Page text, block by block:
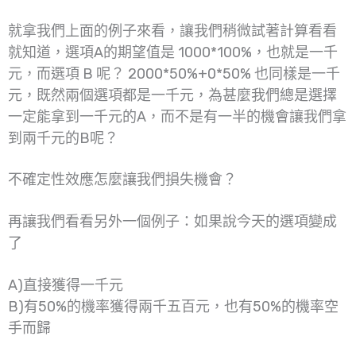
就拿我們上面的例子來看，讓我們稍微試著計算看看
就知道，選項A的期望值是 1000*100%，也就是一千
元，而選項 B 呢？ 2000*50%+0*50% 也同樣是一千
元，既然兩個選項都是一千元，為甚麼我們總是選擇
一定能拿到一千元的A，而不是有一半的機會讓我們拿
到兩千元的B呢？
不確定性效應怎麼讓我們損失機會？
再讓我們看看另外一個例子：如果說今天的選項變成
了
A)直接獲得一千元
B)有50%的機率獲得兩千五百元，也有50%的機率空
手而歸